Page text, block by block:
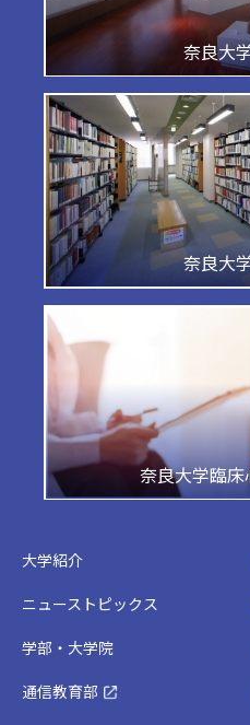
奈良大
奈良大
奈良大学臨
大学紹介
ニューストピックス
学部・大学院
通信教育部